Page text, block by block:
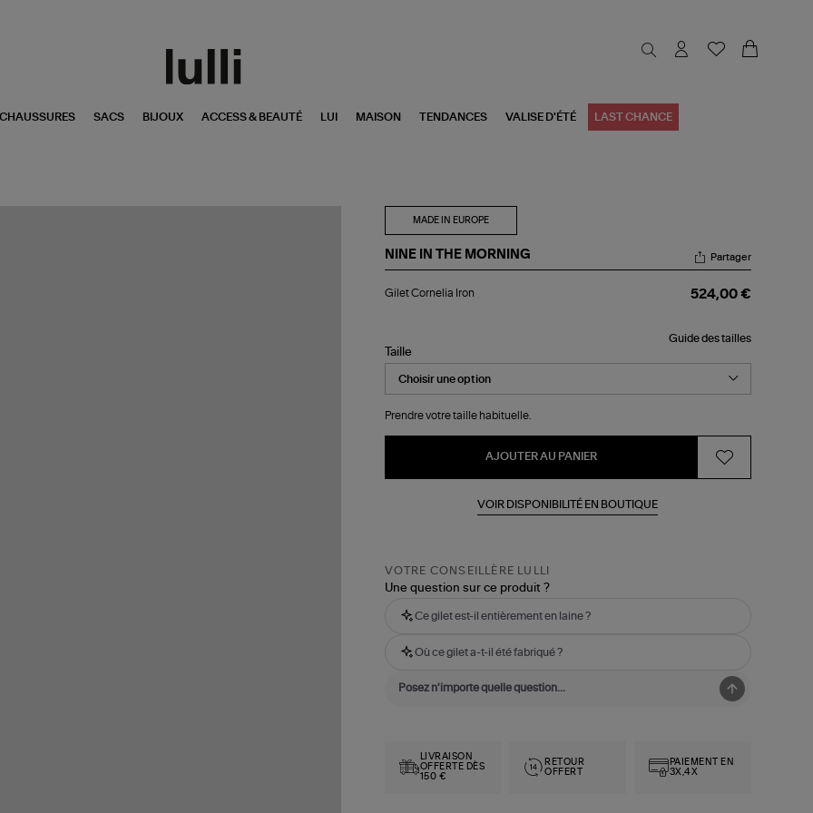
CHAUSSURES SACS BIJOUX ACCESS & BEAUTÉ LUI MAISON TENDANCES VALISE D'ÉTÉ LAST CHANCE
MADE IN EUROPE
NINE IN THE MORNING
Cornelia
Partager
Gilet Cornelia Iron 524,00 €
Guide des tailles
Taille
Prendre votre taille habituelle.
AJOUTER AU PANIER
VOIR DISPONIBILITÉ EN BOUTIQUE
VOTRE CONSEILLÈRE LULLI
Une question sur ce produit ?
Ce gilet est-il entièrement en laine ?
Où ce gilet a-t-il été fabriqué ?
LIVRAISON
OFFERTE DÈS
150 €
RETOUR
OFFERT
PAIEMENT EN
3X,4X